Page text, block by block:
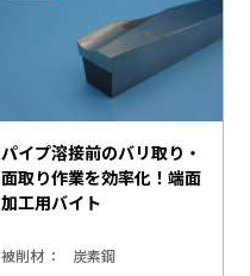
パイプ溶接前のバリ取り・
面取り作業を効率化！端面
加工用バイト
被削材
炭素鋼